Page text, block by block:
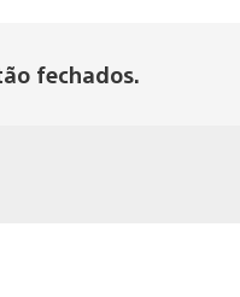
fechados.